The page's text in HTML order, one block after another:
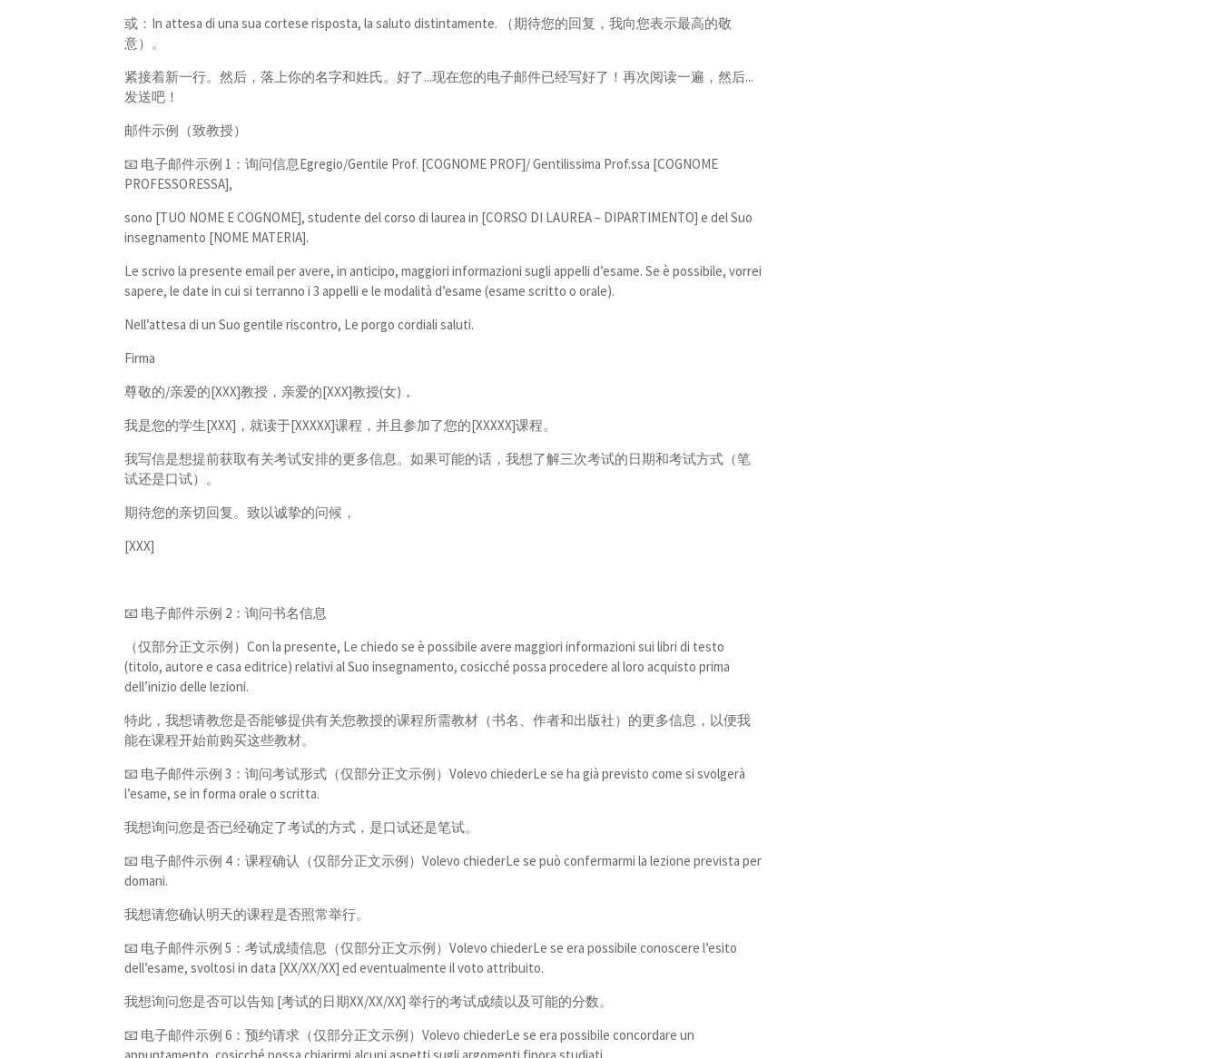
或：In attesa di una sua cortese risposta, la saluto distintamente. （期待您的回复，我向您表示最高的敬
意）。
紧接着新一行。然后，落上你的名字和姓氏。好了...现在您的电子邮件已经写好了！再次阅读一遍，然后...
发送吧！
邮件示例（致教授）
📧 电子邮件示例 1：询问信息Egregio/Gentile Prof. [COGNOME PROF]/ Gentilissima Prof.ssa [COGNOME
PROFESSORESSA],
sono [TUO NOME E COGNOME], studente del corso di laurea in [CORSO DI LAUREA – DIPARTIMENTO] e del Suo
insegnamento [NOME MATERIA].
Le scrivo la presente email per avere, in anticipo, maggiori informazioni sugli appelli d’esame. Se è possibile, vorrei
sapere, le date in cui si terranno i 3 appelli e le modalità d’esame (esame scritto o orale).
Nell’attesa di un Suo gentile riscontro, Le porgo cordiali saluti.
Firma
尊敬的/亲爱的[XXX]教授，亲爱的[XXX]教授(女)，
我是您的学生[XXX]，就读于[XXXXX]课程，并且参加了您的[XXXXX]课程。
我写信是想提前获取有关考试安排的更多信息。如果可能的话，我想了解三次考试的日期和考试方式（笔
试还是口试）。
期待您的亲切回复。致以诚挚的问候，
[XXX]
📧 电子邮件示例 2：询问书名信息
（仅部分正文示例）Con la presente, Le chiedo se è possibile avere maggiori informazioni sui libri di testo
(titolo, autore e casa editrice) relativi al Suo insegnamento, cosicché possa procedere al loro acquisto prima
dell’inizio delle lezioni.
特此，我想请教您是否能够提供有关您教授的课程所需教材（书名、作者和出版社）的更多信息，以便我
能在课程开始前购买这些教材。
📧 电子邮件示例 3：询问考试形式（仅部分正文示例）Volevo chiederLe se ha già previsto come si svolgerà
l’esame, se in forma orale o scritta.
我想询问您是否已经确定了考试的方式，是口试还是笔试。
📧 电子邮件示例 4：课程确认（仅部分正文示例）Volevo chiederLe se può confermarmi la lezione prevista per
domani.
我想请您确认明天的课程是否照常举行。
📧 电子邮件示例 5：考试成绩信息（仅部分正文示例）Volevo chiederLe se era possibile conoscere l’esito
dell’esame, svoltosi in data [XX/XX/XX] ed eventualmente il voto attribuito.
我想询问您是否可以告知 [考试的日期XX/XX/XX] 举行的考试成绩以及可能的分数。
📧 电子邮件示例 6：预约请求（仅部分正文示例）Volevo chiederLe se era possibile concordare un